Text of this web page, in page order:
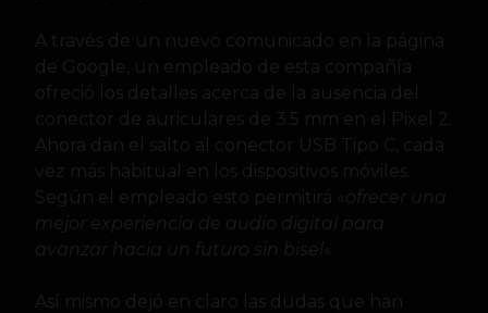
A través de un nuevo comunicado en la página
de Google, un empleado de esta compañía
ofreció los detalles acerca de la ausencia del
conector de auriculares de 3.5 mm en el Pixel 2.
Ahora dan el salto al conector USB Tipo C, cada
vez más habitual en los dispositivos móviles.
Según el empleado esto permitirá «
ofrecer una
mejor experiencia de audio digital para
avanzar hacia un futuro sin bisel
Así mismo dejó en claro las dudas que han